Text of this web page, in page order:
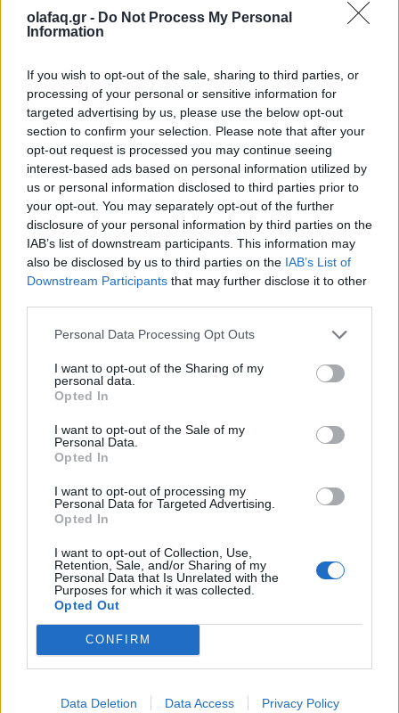
olafaq.gr - Do Not Process My Personal
Information
If you wish to opt-out of the sale, sharing to third parties, or
processing of your personal or sensitive information for
targeted advertising by us, please use the below opt-out
section to confirm your selection. Please note that after your
opt-out request is processed you may continue seeing
interest-based ads based on personal information utilized by
us or personal information disclosed to third parties prior to
your opt-out. You may separately opt-out of the further
disclosure of your personal information by third parties on the
IAB’s list of downstream participants. This information may
also be disclosed by us to third parties on the IAB’s List of
Downstream Participants that may further disclose it to other
Personal Data Processing Opt Outs
I want to opt-out of the Sharing of my
personal data.
Opted In
I want to opt-out of the Sale of my
Personal Data.
Opted In
I want to opt-out of processing my
Personal Data for Targeted Advertising.
Opted In
I want to opt-out of Collection, Use,
Retention, Sale, and/or Sharing of my
Personal Data that Is Unrelated with the
Purposes for which it was collected.
Opted Out
CONFIRM
Data Deletion Data Access Privacy Policy
Ο Πάπας Λέων ΙΔ’ και η εγκύκλιος για την
Τεχνητή Νοημοσύνη, τη δημοκρατία και τη
02.06.26
Στην πρώτη του εγκύκλιο "Magnifica Humanitas", ο Πάπας
Λέων ΙΔ’ χρησιμοποιεί την ΤΝ ως αφετηρία για να
καταγγείλει την ανισότητα, τον πόλεμο, τη διάβρωση της
δημοκρατίας και τη συγκέντρωση εξουσίας σε
Διεθνή
Το “Ευρωβαρόμετρο” επιβεβαιώνει την
αβεβαιότητα των πολιτών της Ευρώπης
04.02.26
Το νέο "Ευρωβαρόμετρο" καταγράφει με ψυχρή ακρίβεια αυτή
την αντίφαση. Oι πολίτες που ανησυχούν βαθιά για πολέμους,
ακρίβεια και αποσταθεροποίηση, αλλά ταυτόχρονα ζητούν μια
πιο δυνατή, πιο παρούσα Ευ